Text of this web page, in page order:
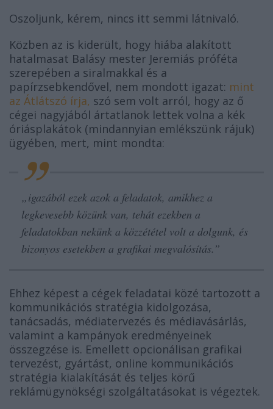
Oszoljunk, kérem, nincs itt semmi látnivaló.
Közben az is kiderült, hogy hiába alakított
hatalmasat Balásy mester Jeremiás próféta
szerepében a siralmakkal és a
papírzsebkendővel, nem mondott igazat: mint
az Átlátszó írja, szó sem volt arról, hogy az ő
cégei nagyjából ártatlanok lettek volna a kék
óriásplakátok (mindannyian emlékszünk rájuk)
ügyében, mert, mint mondta:
„ igazából ezek azok a feladatok, amikhez a
legkevesebb közünk van, tehát ezekben a
feladatokban nekünk a közzététel volt a dolgunk, és
bizonyos esetekben a grafikai megvalósítás.”
Ehhez képest a cégek feladatai közé tartozott a
kommunikációs stratégia kidolgozása,
tanácsadás, médiatervezés és médiavásárlás,
valamint a kampányok eredményeinek
összegzése is. Emellett opcionálisan grafikai
tervezést, gyártást, online kommunikációs
stratégia kialakítását és teljes körű
reklámügynökségi szolgáltatásokat is végeztek.